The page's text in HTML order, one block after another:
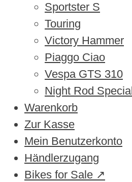
Sportster S
Touring
Victory Hammer
Piaggo Ciao
Vespa GTS 310
Night Rod Special
Warenkorb
Zur Kasse
Mein Benutzerkonto
Händlerzugang
Bikes for Sale ↗